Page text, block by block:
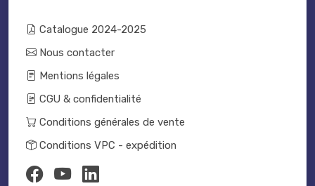
Catalogue 2024-2025
Nous contacter
Mentions légales
CGU & confidentialité
Conditions générales de vente
Conditions VPC - expédition